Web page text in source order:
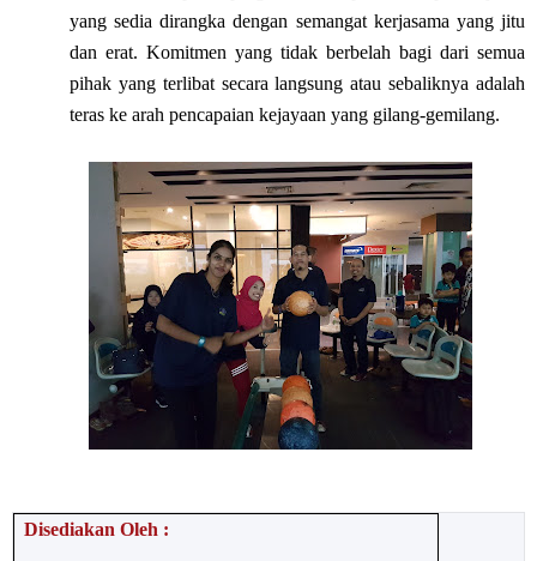
yang sedia dirangka dengan semangat kerjasama yang jitu
dan erat. Komitmen yang tidak berbelah bagi dari semua
pihak yang terlibat secara langsung atau sebaliknya adalah
teras ke arah pencapaian kejayaan yang gilang-gemilang.
Disediakan Oleh :